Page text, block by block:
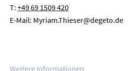
T: +49 69 1509 420
E-Mail: Myriam.Thieser@degeto.de
Weitere Informationen